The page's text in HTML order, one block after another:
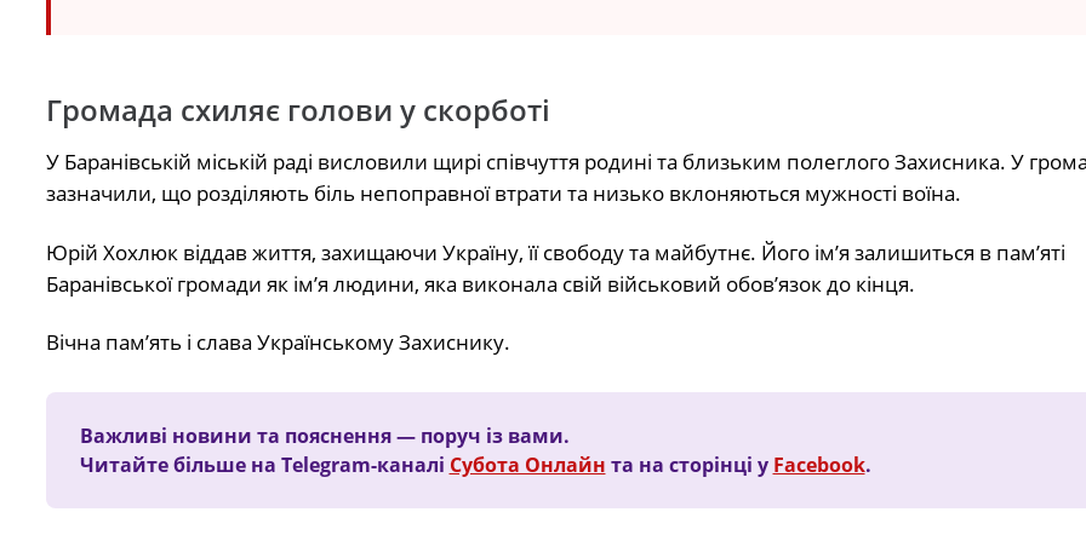
Громада схиляє голови у скорботі
У Баранівській міській раді висловили щирі співчуття родині та близьким полеглого Захисника. У
зазначили, що розділяють біль непоправної втрати та низько вклоняються мужності воїна.
Юрій Хохлюк віддав життя, захищаючи Україну, її свободу та майбутнє. Його ім’я залишиться в пам’яті
Баранівської громади як ім’я людини, яка виконала свій військовий обов’язок до кінця.
Вічна пам’ять і слава Українському Захиснику.
Важливі новини та пояснення — поруч із вами.
Читайте більше на Telegram-каналі Субота Онлайн та на сторінці у Facebook.